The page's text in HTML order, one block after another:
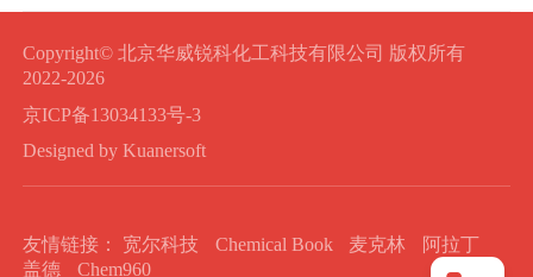
Copyright© 北京华威锐科化工科技有限公司 版权所有
2022-2026
京ICP备13034133号-3
Designed by Kuanersoft
友情链接： 宽尔科技 Chemical Book 麦克林
阿拉丁
盖德
Chem960